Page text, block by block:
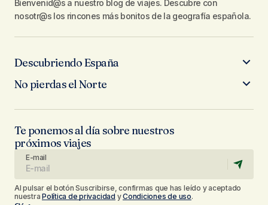
Bienvenid@s a nuestro blog de viajes. Descubre con
nosotr@s los rincones más bonitos de la geografía española.
Descubriendo España
No pierdas el Norte
Te ponemos al día sobre nuestros
próximos viajes
E-mail
Al pulsar el botón Suscribirse, confirmas que has leído y aceptado
nuestraPolítica de privacidad yCondiciones de uso.